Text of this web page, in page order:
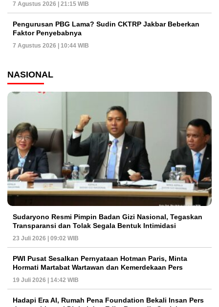
7 Agustus 2026 | 21:15 WIB
Pengurusan PBG Lama? Sudin CKTRP Jakbar Beberkan
Faktor Penyebabnya
7 Agustus 2026 | 10:44 WIB
NASIONAL
Sudaryono Resmi Pimpin Badan Gizi Nasional, Tegaskan
Transparansi dan Tolak Segala Bentuk Intimidasi
23 Juli 2026 | 09:02 WIB
PWI Pusat Sesalkan Pernyataan Hotman Paris, Minta
Hormati Martabat Wartawan dan Kemerdekaan Pers
19 Juli 2026 | 14:42 WIB
Hadapi Era AI, Rumah Pena Foundation Bekali Insan Pers